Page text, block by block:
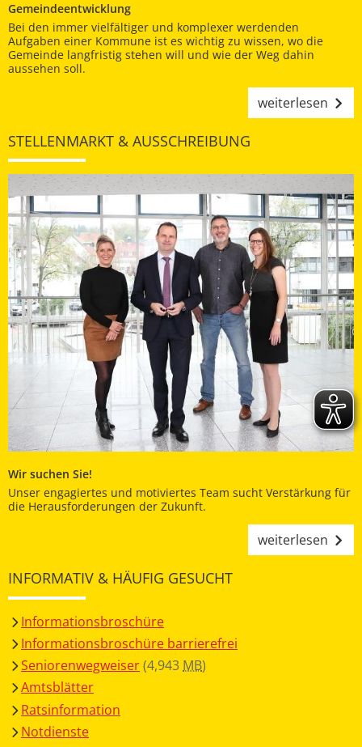
Gemeindeentwicklung
Bei den immer vielfältiger und komplexer werdenden
Aufgaben einer Kommune ist es wichtig zu wissen, wo die
Gemeinde langfristig stehen will und wie der Weg dahin
aussehen soll.
weiterlesen
STELLENMARKT & AUSSCHREIBUNG
Wir suchen Sie!
Unser engagiertes und motiviertes Team sucht Verstärkung für
die Herausforderungen der Zukunft.
weiterlesen
INFORMATIV & HÄUFIG GESUCHT
Informationsbroschüre
Informationsbroschüre barrierefrei
Seniorenwegweiser(4,943 MB)
Amtsblätter
Ratsinformation
Notdienste